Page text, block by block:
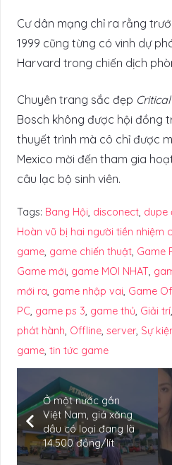
Cư dân mạng chỉ ra rằng
1999 cũng từng có vinh dự
Harvard trong chiến dịch
Chuyên trang sắc đẹp
Bosch không được hội đồng
thuyết trình mà cô chỉ được
Mexico mời đến tham gia
câu lạc bộ sinh viên.
Tags: Bang Hội, disconect, dupe
Hoàn vũ bị hai người tiền nhiệm
game, game chiến thuật, Game
Game mới, game MOI NHAT,
mới ra, game nhập vai, Game
PC, game ps 3, game thủ, Giải trí,
phát hành, Offline, server, Sự
game, tin tức game
Ở một nước gần
Việt Nam, giá xăng
dầu có loại đang là
14.500 đồng/lít